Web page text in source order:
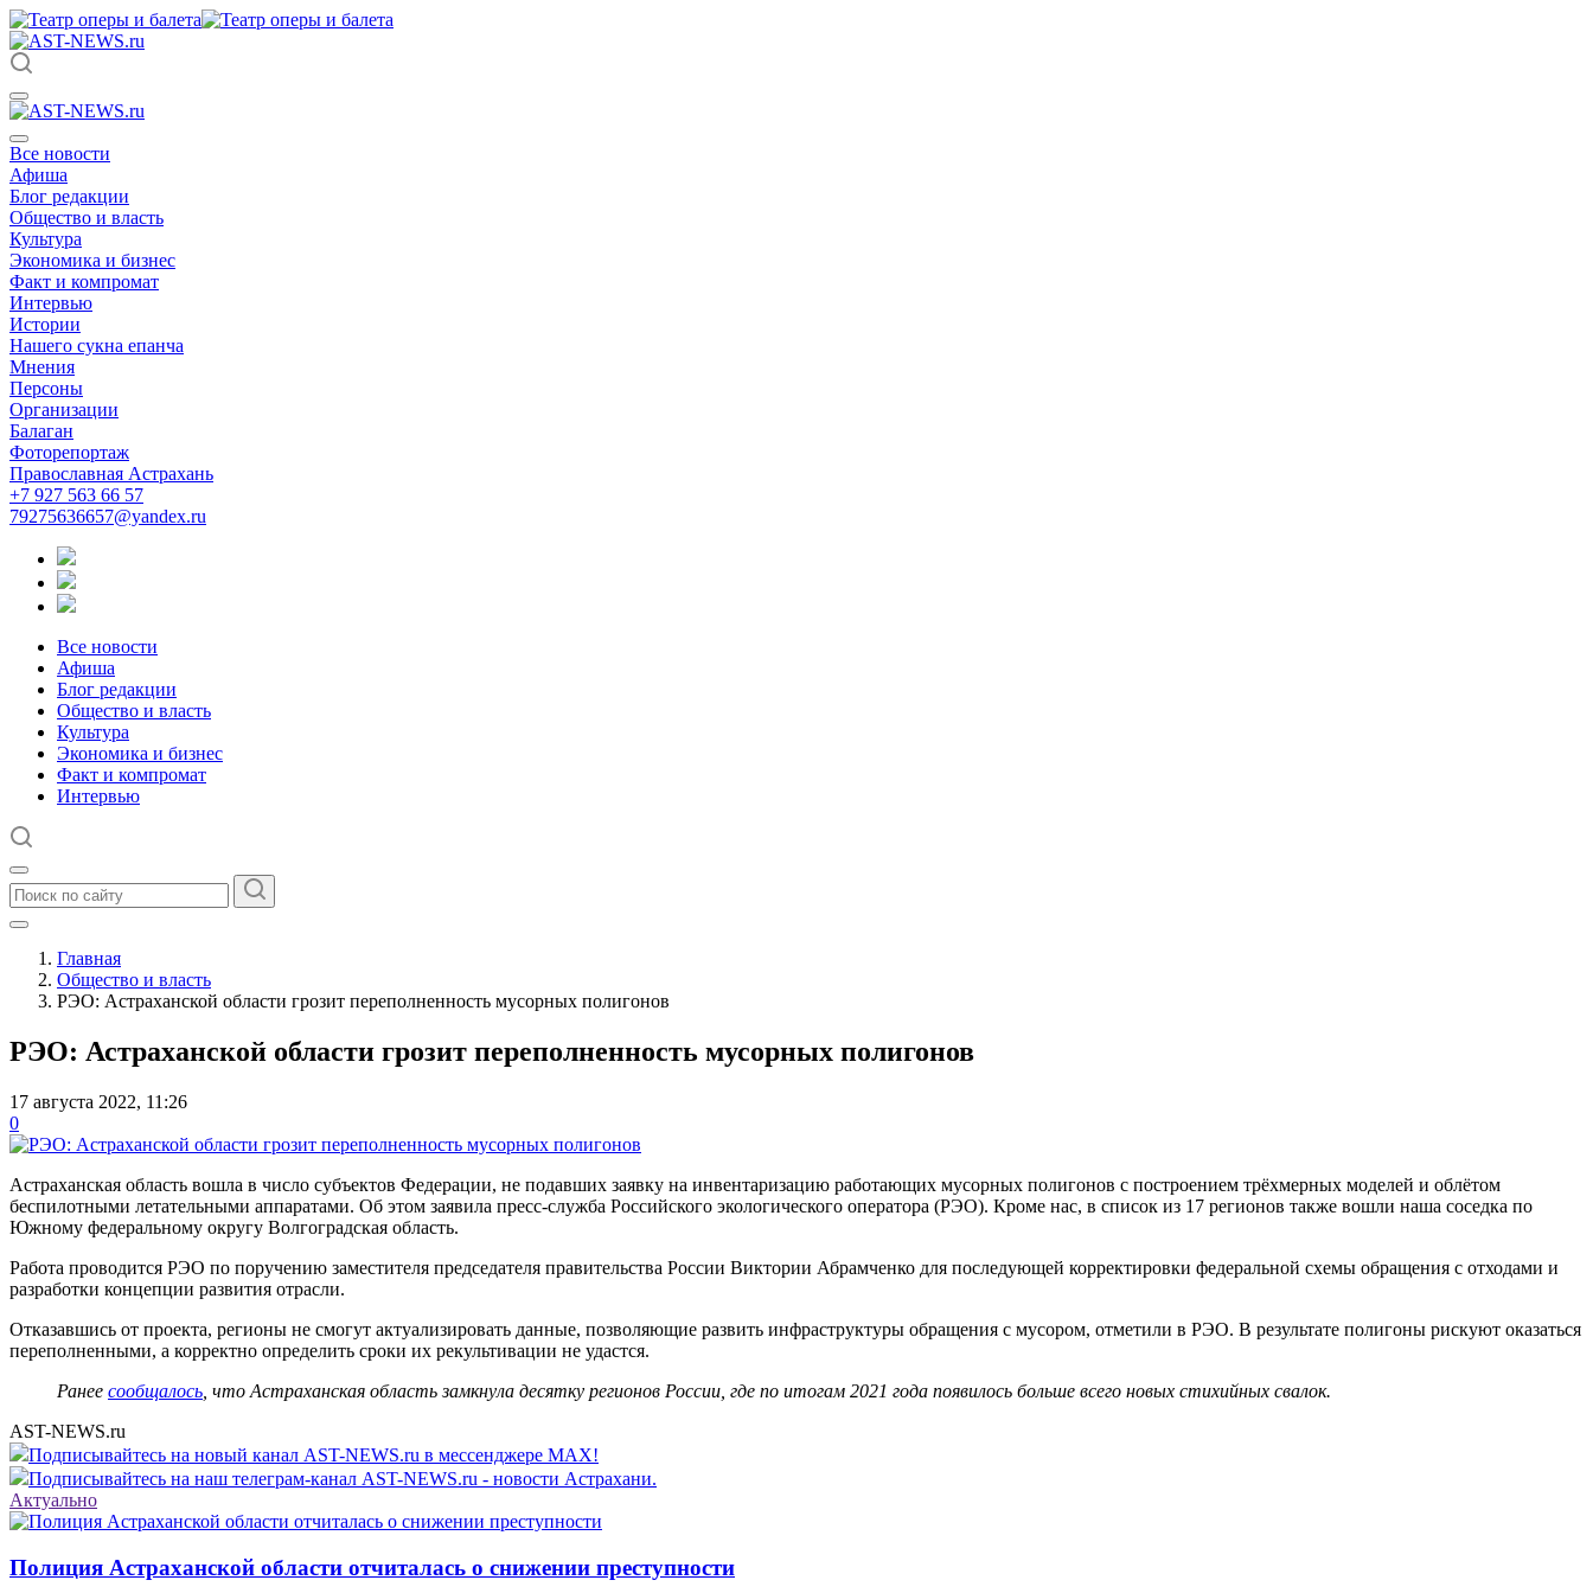
Все новости
Афиша
Блог редакции
Общество и власть
Культура
Экономика и бизнес
Факт и компромат
Интервью
Истории
Нашего сукна епанча
Мнения
Персоны
Организации
Балаган
Фоторепортаж
Православная Астрахань
+7 927 563 66 57
79275636657@yandex.ru
Все новости
Афиша
Блог редакции
Общество и власть
Культура
Экономика и бизнес
Факт и компромат
Интервью
Главная
Общество и власть
РЭО: Астраханской области грозит переполненность мусорных полигонов
РЭО: Астраханской области грозит переполненность мусорных полигонов
17 августа 2022, 11:26
0
Астраханская область вошла в число субъектов Федерации, не подавших заявку на инвентаризацию работающих мусорных полигонов с построением трёхмерных моделей и облётом
беспилотными летательными аппаратами. Об этом заявила пресс-служба Российского экологического оператора (РЭО). Кроме нас, в список из 17 регионов также вошли наша соседка по
Южному федеральному округу Волгоградская область.
Работа проводится РЭО по поручению заместителя председателя правительства России Виктории Абрамченко для последующей корректировки федеральной схемы обращения с отходами и
разработки концепции развития отрасли.
Отказавшись от проекта, регионы не смогут актуализировать данные, позволяющие развить инфраструктуры обращения с мусором, отметили в РЭО. В результате полигоны рискуют оказаться
переполненными, а корректно определить сроки их рекультивации не удастся.
Ранее сообщалось , что Астраханская область замкнула десятку регионов России, где по итогам 2021 года появилось больше всего новых стихийных свалок.
AST-NEWS.ru
Подписывайтесь на новый канал AST-NEWS.ru в мессенджере MAX!
Подписывайтесь на наш телеграм-канал AST-NEWS.ru - новости Астрахани.
Актуально
Полиция Астраханской области отчиталась о снижении преступности